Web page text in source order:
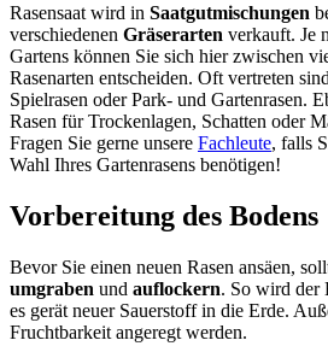
Rasensaat wird in Saatgutmischungen
verschiedenen Gräserarten verkauft. Je
Gartens können Sie sich hier zwischen
Rasenarten entscheiden. Oft vertreten
Spielrasen oder Park- und Gartenrasen.
Rasen für Trockenlagen, Schatten oder
Fragen Sie gerne unsere Fachleute, falls
Wahl Ihres Gartenrasens benötigen!
Vorbereitung des Bodens
Bevor Sie einen neuen Rasen ansäen,
umgraben und auflockern. So wird der
es gerät neuer Sauerstoff in die Erde.
Fruchtbarkeit angeregt werden.